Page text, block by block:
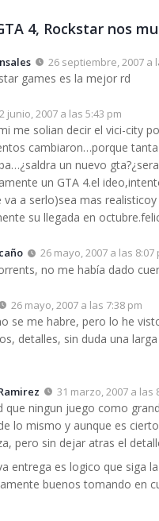
4, Rockstar nos
26 septiembre, 2007 a
games es la mejor rd
2 junio, 2007 a las 5:43 pm
me solian decir el vici-city
cambiaron…porque
un nuevo
un GTA 4.el
va a serlo)sea mas
su llegada en
26 mayo, 2007 a las 8:07
no me había dado
26 mayo, 2007 a las 7:38 pm
se me habre, pero lo he
detalles, sin duda una
31 marzo, 2007 a las
que ningun juego como
lo mismo y aunque es
pero sin dejar atras el
entrega es logico que siga
buenos tomando en